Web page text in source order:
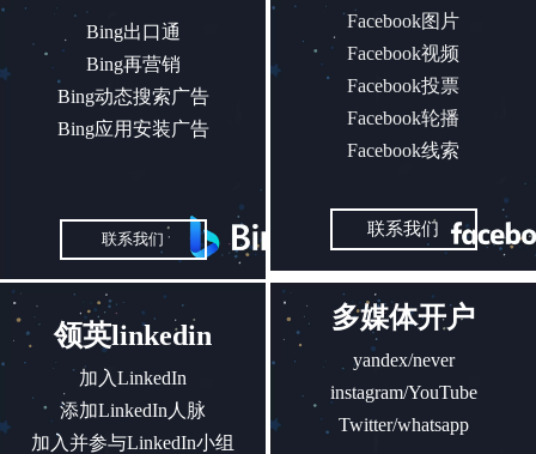
Bing出口通
Bing再营销
Bing动态搜索广告
Bing应用安装广告
联系我们
Facebook图片
Facebook视频
Facebook投票
Facebook轮播
Facebook线索
联系我们
领英linkedin
加入LinkedIn
添加LinkedIn人脉
加入并参与LinkedIn小组
多媒体开户
yandex/never
instagram/YouTube
Twitter/whatsapp